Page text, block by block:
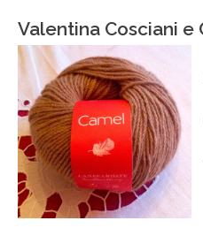
Valentina Cosciani e